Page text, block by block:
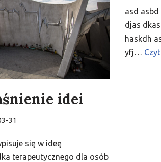
idei
31
się w ideę
terapeutycznego dla osób
asd
djas
haskdh
yfj…